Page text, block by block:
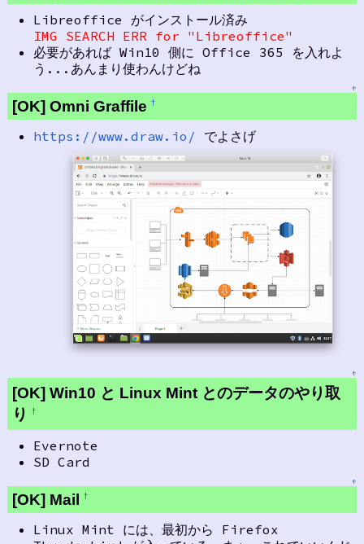
Libreoffice がインストール済み
IMG SEARCH ERR for "Libreoffice"
必要があれば Win10 側に Office 365 を入れよ
う...あんまり使わんけどね
↑
[OK] Omni Graffile †
https://www.draw.io/ でよさげ
↑
[OK] Win10 と Linux Mint とのデータのやり取
り
†
Evernote
SD Card
↑
[OK] Mail †
Linux Mint には、最初から Firefox